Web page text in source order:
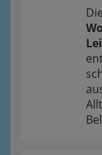
Die